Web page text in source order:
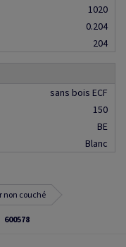
1020
0.204
204
sans bois ECF
150
BE
Blanc
non couché
600578